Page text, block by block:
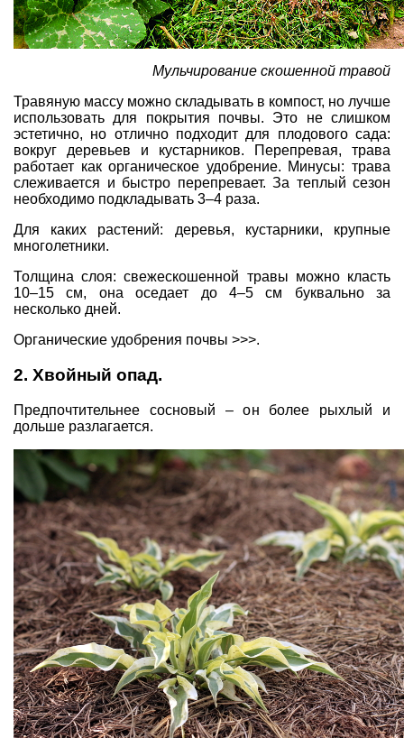
Мульчирование скошенной травой
Травяную массу можно складывать в компост, но лучше
использовать для покрытия почвы. Это не слишком
эстетично, но отлично подходит для плодового сада:
вокруг деревьев и кустарников. Перепревая, трава
работает как органическое удобрение. Минусы: трава
слеживается и быстро перепревает. За теплый сезон
необходимо подкладывать 3–4 раза.
Для каких растений: деревья, кустарники, крупные
многолетники.
Толщина слоя: свежескошенной травы можно класть
10–15 см, она оседает до 4–5 см буквально за
несколько дней.
Органические удобрения почвы >>>.
2. Хвойный опад.
Предпочтительнее сосновый – он более рыхлый и
дольше разлагается.